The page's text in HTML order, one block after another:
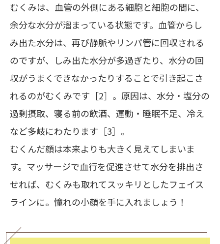
むくみは、血管の外側にある細胞と細胞の間に、
余分な水分が溜まっている状態です。血管からし
み出た水分は、再び静脈やリンパ管に回収される
のですが、しみ出た水分が多過ぎたり、水分の回
収がうまくできなかったりすることで引き起こさ
れるのがむくみです［2］。原因は、水分・塩分の
過剰摂取、寝る前の飲酒、運動・睡眠不足、冷え
など多岐にわたります［3］。
むくんだ顔は本来よりも大きく見えてしまいま
す。マッサージで血行を促進させて水分を排出さ
せれば、むくみも取れてスッキリとしたフェイス
ラインに。憧れの小顔を手に入れましょう！